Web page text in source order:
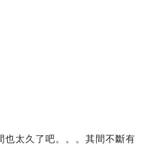
也太久了吧。。。其間不斷有